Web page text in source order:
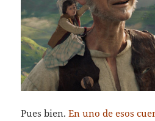
Pues bien.En uno de esos